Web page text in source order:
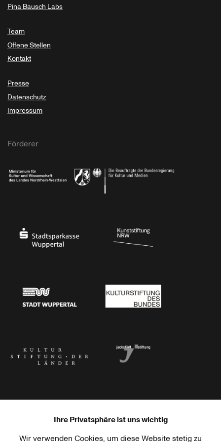
Pina Bausch Labs
Team
Offene Stellen
Kontakt
Presse
Datenschutz
Impressum
Förderer
Ihre Privatsphäre ist uns wichtig
Wir verwenden Cookies, um diese Website stetig zu